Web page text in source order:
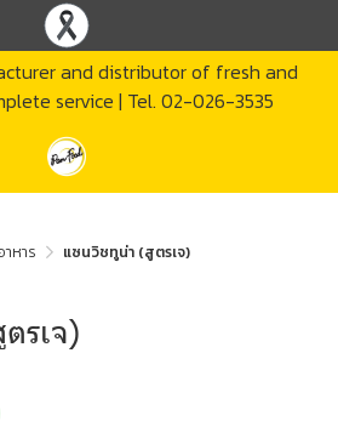
and distributor of fresh and
service | Tel. 02-026-3535
หาร แซนวิชทูน่า (สูตรเจ)
รเจ)